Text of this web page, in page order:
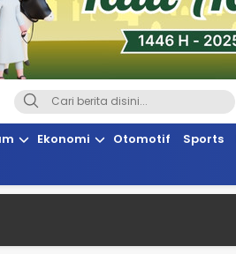
Suaranya Rakyat Sulteng
Ekonomi Otomotif Sports